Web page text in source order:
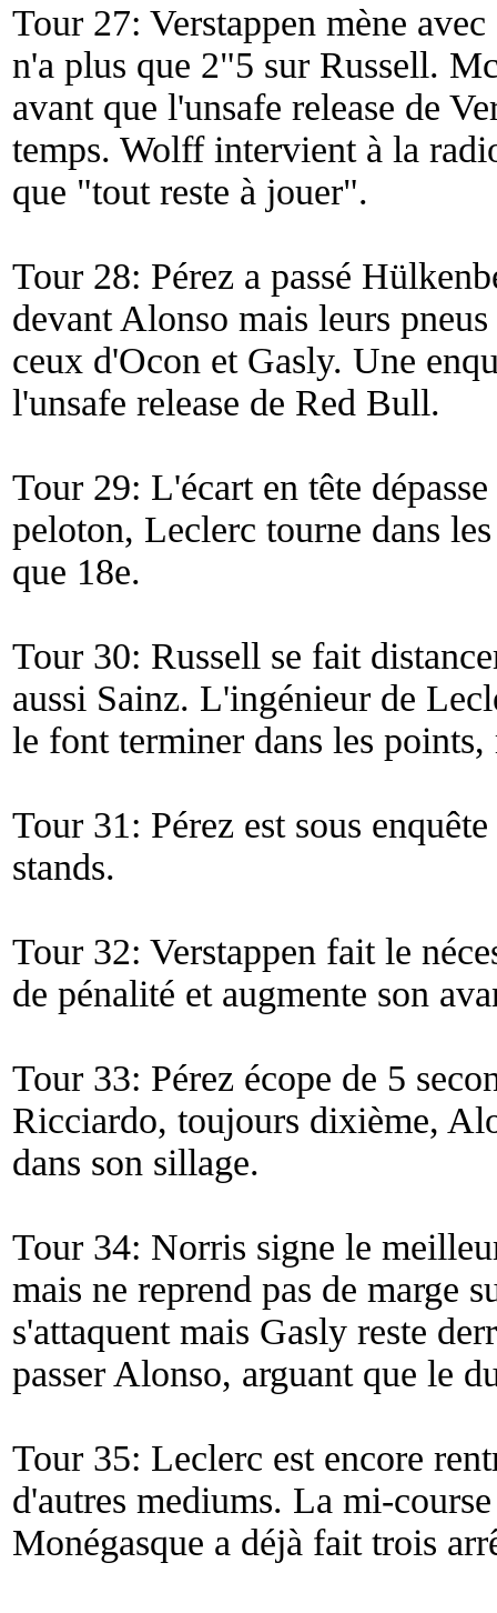
Tour 27: Verstappen mène
n'a plus que 2"5 sur Russell.
avant que l'unsafe release de
temps. Wolff intervient à la
que "tout reste à jouer".
Tour 28: Pérez a passé
devant Alonso mais leurs
ceux d'Ocon et Gasly. Une
l'unsafe release de Red Bull.
Tour 29: L'écart en tête
peloton, Leclerc tourne dans
que 18e.
Tour 30: Russell se fait
aussi Sainz. L'ingénieur de
le font terminer dans les
Tour 31: Pérez est sous
stands.
Tour 32: Verstappen fait le
de pénalité et augmente son
Tour 33: Pérez écope de 5
Ricciardo, toujours dixième,
dans son sillage.
Tour 34: Norris signe le
mais ne reprend pas de marge
s'attaquent mais Gasly reste
passer Alonso, arguant que le
Tour 35: Leclerc est encore
d'autres mediums. La mi-
Monégasque a déjà fait trois